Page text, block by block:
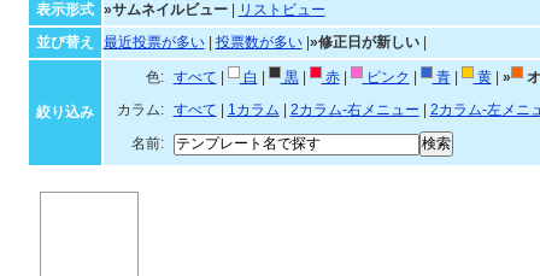
表示形式
»サムネイルビュー|
リストビュー
並び替え
最近投票が多い| 投票数が多い| »修正日が新しい|
絞り込み
色: すべて 白 黒| 赤| ピンク 青| 黄| »
カラム:
すべて 1カラム 2カラム-右メニュー
2カラム-左メニ
名前: